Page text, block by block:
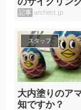
ース
記事 archest.jp
スタッフ
大内塗りのア
知ですか？